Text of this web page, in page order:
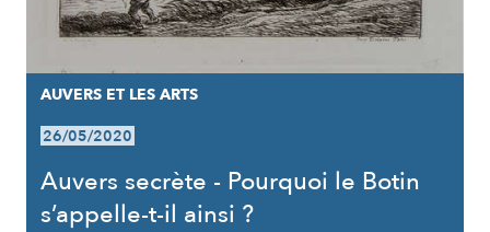
AUVERS ET LES ARTS
26/05/2020
Auvers secrète - Pourquoi le Botin
s’appelle-t-il ainsi ?